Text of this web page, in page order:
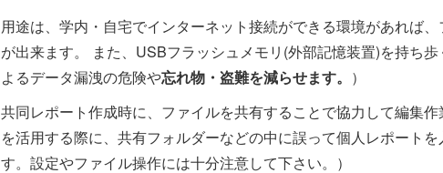
用途は、学内・自宅でインターネット接続ができる環境があれば
が出来ます。 また、USBフラッシュメモリ(外部記憶装置)を持ち
よるデータ漏洩の危険や忘れ物・盗難を減らせます。 ）
共同レポート作成時に、ファイルを共有することで協力して編集
を活用する際に、共有フォルダーなどの中に誤って個人レポート
す。設定やファイル操作には十分注意して下さい。）